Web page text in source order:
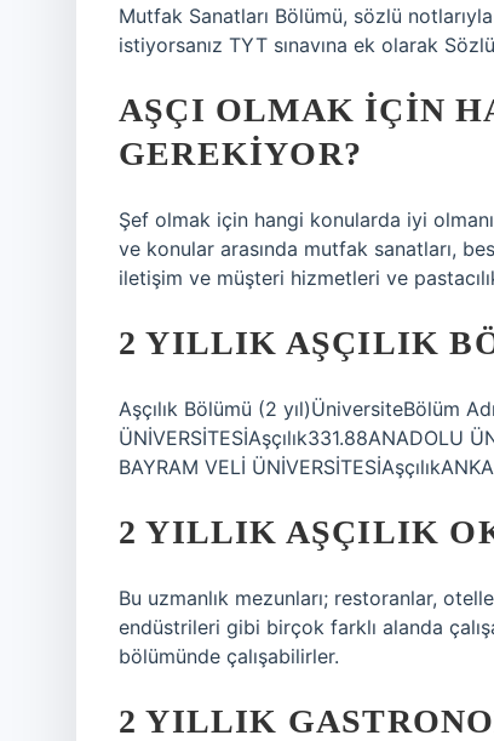
Mutfak Sanatları Bölümü, sözlü
istiyorsanız TYT sınavına ek olarak
AŞÇI OLMAK IÇIN
GEREKIYOR?
Şef olmak için hangi konularda iyi
ve konular arasında mutfak sanatları,
iletişim ve müşteri hizmetleri ve
2 YILLIK AŞÇILIK
Aşçılık Bölümü (2 yıl)ÜniversiteBölüm
ÜNİVERSİTESİAşçılık331.88ANADOLU
BAYRAM VELİ
2 YILLIK AŞÇILIK
Bu uzmanlık mezunları; restoranlar,
endüstrileri gibi birçok farklı alanda
bölümünde çalışabilirler.
2 YILLIK